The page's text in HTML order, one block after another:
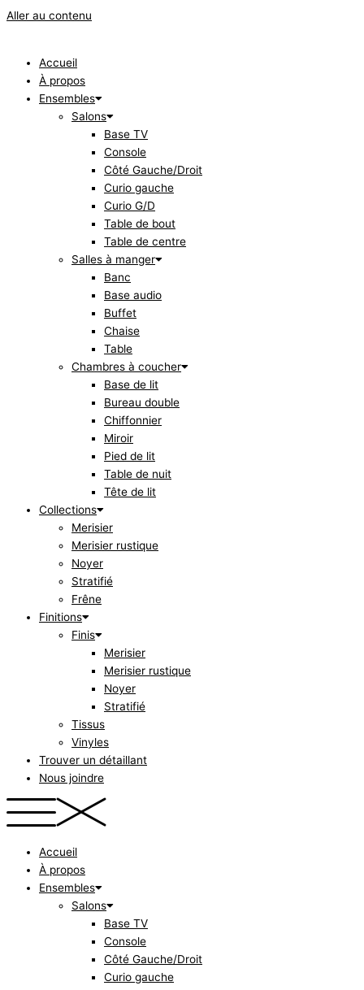
Aller au contenu
Accueil
À propos
Ensembles
Salons
Base TV
Console
Côté Gauche/Droit
Curio gauche
Curio G/D
Table de bout
Table de centre
Salles à manger
Banc
Base audio
Buffet
Chaise
Table
Chambres à coucher
Base de lit
Bureau double
Chiffonnier
Miroir
Pied de lit
Table de nuit
Tête de lit
Collections
Merisier
Merisier rustique
Noyer
Stratifié
Frêne
Finitions
Finis
Merisier
Merisier rustique
Noyer
Stratifié
Tissus
Vinyles
Trouver un détaillant
Nous joindre
Accueil
À propos
Ensembles
Salons
Base TV
Console
Côté Gauche/Droit
Curio gauche